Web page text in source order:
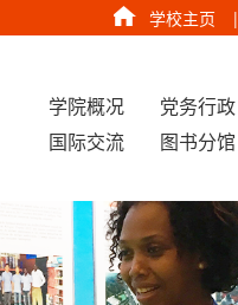
学校主页 |
学院概况 党务行政
国际交流
图书分馆